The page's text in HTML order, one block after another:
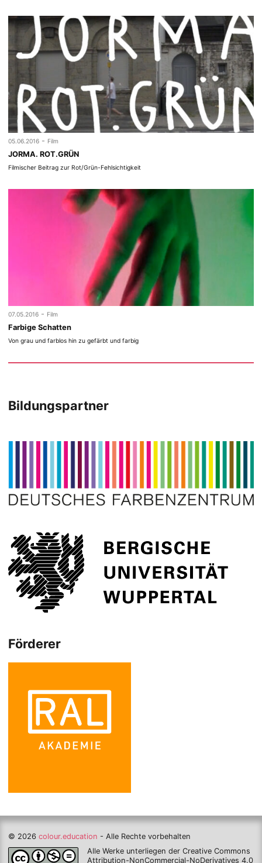
05.06.2016 - Film
JORMA. ROT.GRÜN
Filmischer Beitrag zur Rot/Grün-Fehlsichtigkeit
07.05.2016 - Film
Farbige Schatten
Von grau und farblos hin zu gefärbt und farbig
Bildungspartner
Förderer
© 2026 colour.education - Alle Rechte vorbehalten
Alle Werke unterliegen der Creative Commons
Attribution-NonCommercial-NoDerivatives 4.0